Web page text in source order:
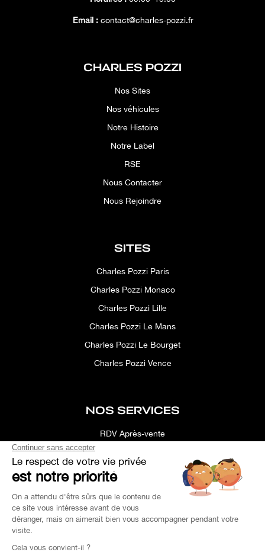
Email :contact@charles-pozzi.fr
CHARLES POZZI
Nos Sites
Nos véhicules
Notre Histoire
Notre Label
RSE
Nous Contacter
Nous Rejoindre
SITES
Charles Pozzi Paris
Charles Pozzi Monaco
Charles Pozzi Lille
Charles Pozzi Le Mans
Charles Pozzi Le Bourget
Charles Pozzi Vence
NOS SERVICES
RDV Après-vente
Simulateur
Recherche Personnalisée